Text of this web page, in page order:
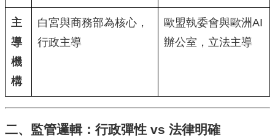
主
導
機
構
白宮與商務部為核心，
行政主導
歐盟執委會與歐洲AI
辦公室，立法主導
二、監管邏輯：行政彈性 vs 法律明確